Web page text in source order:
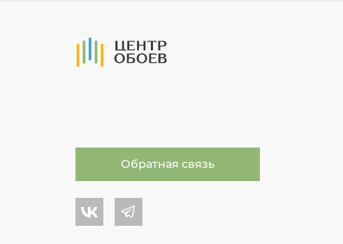
На Главную
Обратная связь
Центр обоев во Вконтакте
Центр обоев в Телеграме